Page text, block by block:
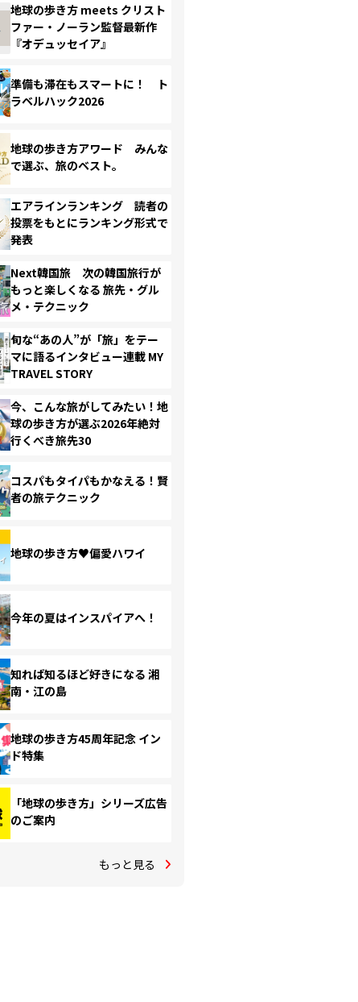
地球の歩き方 meets クリスト
ファー・ノーラン監督最新作
『オデュッセイア』
準備も滞在もスマートに！ ト
ラベルハック2026
地球の歩き方アワード みんな
で選ぶ、旅のベスト。
エアラインランキング 読者の
投票をもとにランキング形式で
発表
Next韓国旅 次の韓国旅行が
もっと楽しくなる 旅先・グル
メ・テクニック
旬な“あの人”が「旅」をテー
マに語るインタビュー連載 MY
TRAVEL STORY
今、こんな旅がしてみたい！地
球の歩き方が選ぶ2026年絶対
行くべき旅先30
コスパもタイパもかなえる！賢
者の旅テクニック
地球の歩き方♥偏愛ハワイ
今年の夏はインスパイアへ！
知れば知るほど好きになる 湘
南・江の島
地球の歩き方45周年記念 イン
ド特集
「地球の歩き方」シリーズ広告
のご案内
もっと見る